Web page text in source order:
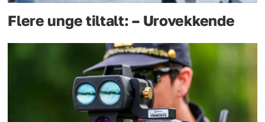
Flere unge tiltalt: – Urovekkende